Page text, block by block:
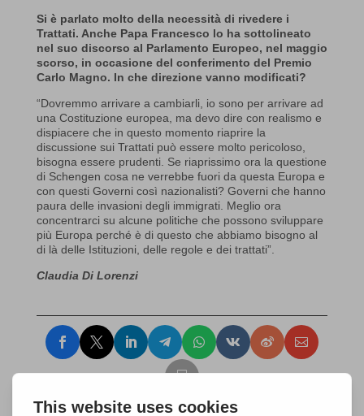
Si è parlato molto della necessità di rivedere i
Trattati. Anche Papa Francesco lo ha sottolineato
nel suo discorso al Parlamento Europeo, nel maggio
scorso, in occasione del conferimento del Premio
Carlo Magno. In che direzione vanno modificati?
“Dovremmo arrivare a cambiarli, io sono per arrivare ad
una Costituzione europea, ma devo dire con realismo e
dispiacere che in questo momento riaprire la
discussione sui Trattati può essere molto pericoloso,
bisogna essere prudenti. Se riaprissimo ora la questione
di Schengen cosa ne verrebbe fuori da questa Europa e
con questi Governi così nazionalisti? Governi che hanno
paura delle invasioni degli immigrati. Meglio ora
concentrarci su alcune politiche che possono sviluppare
più Europa perché è di questo che abbiamo bisogno al
di là delle Istituzioni, delle regole e dei trattati”.
Claudia Di Lorenzi